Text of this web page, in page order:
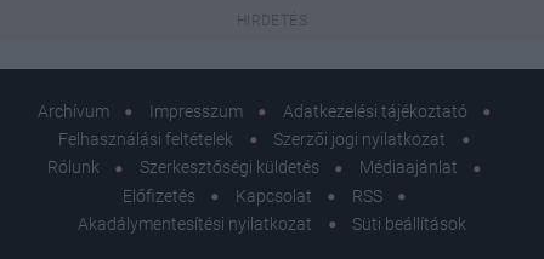
Archívum Impresszum
Adatkezelési tájékoztató
Felhasználási feltételek
Szerzői jogi nyilatkozat
Rólunk
Szerkesztőségi küldetés
Médiaajánlat
Előfizetés
Kapcsolat
RSS
Akadálymentesítési nyilatkozat
Süti beállítások